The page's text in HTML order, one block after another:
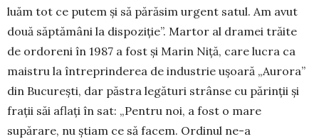
luăm tot ce putem și să părăsim ur­gent satul. Am avut
două săptă­mâni la dispoziție”. Martor al dramei trăite
de ordoreni în 1987 a fost și Ma­rin Niță, care lucra ca
maistru la întreprinderea de industrie ușoară „Aurora”
din București, dar păstra legături strânse cu părinții și
frații săi aflați în sat: „Pentru noi, a fost o mare
supărare, nu știam ce să facem. Ordinul ne-a